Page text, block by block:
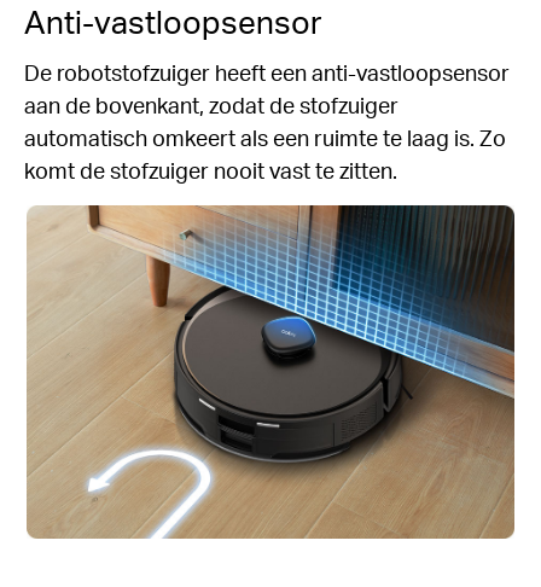
Anti-vastloopsensor
De robotstofzuiger heeft een anti-vastloopsensor
aan de bovenkant, zodat de stofzuiger
automatisch omkeert als een ruimte te laag is. Zo
komt de stofzuiger nooit vast te zitten.